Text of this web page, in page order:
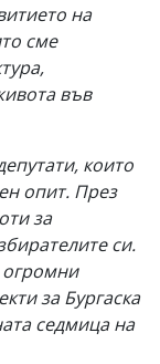
на
сме
във
които
опит. През
за
си.
огромни
за Бургаска
седмица на